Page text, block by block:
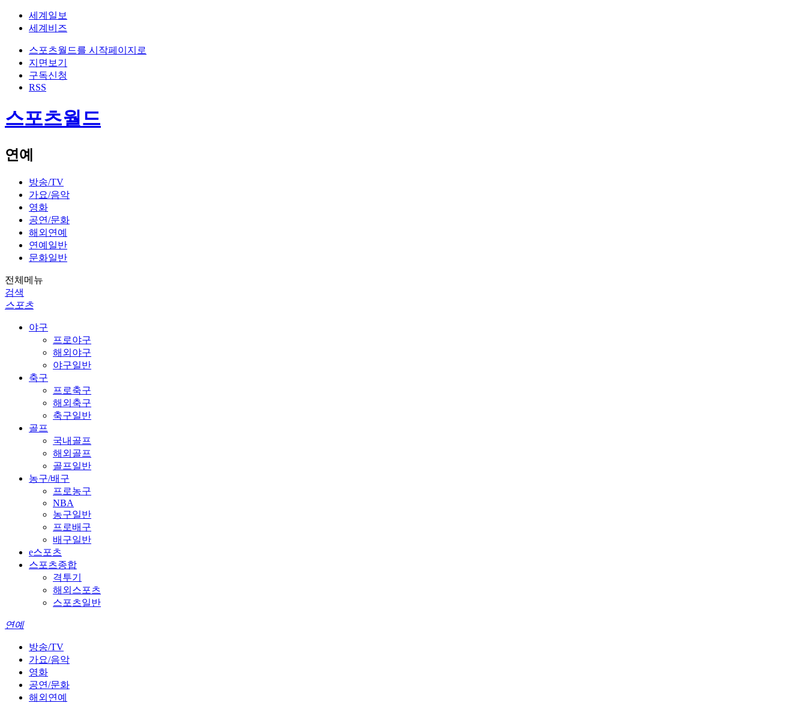
세계일보
세계비즈
스포츠월드를 시작페이지로
지면보기
구독신청
RSS
스포츠월드
연예
방송/TV
가요/음악
영화
공연/문화
해외연예
연예일반
문화일반
전체메뉴
검색
스포츠
야구
프로야구
해외야구
야구일반
축구
프로축구
해외축구
축구일반
골프
국내골프
해외골프
골프일반
농구/배구
프로농구
NBA
농구일반
프로배구
배구일반
e스포츠
스포츠종합
격투기
해외스포츠
스포츠일반
연예
방송/TV
가요/음악
영화
공연/문화
해외연예